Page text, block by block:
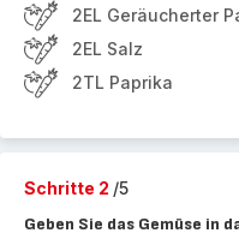
2EL Geräucherter
2EL Salz
2TL Paprika
Schritte 2 /5
Geben Sie das Gemüse in